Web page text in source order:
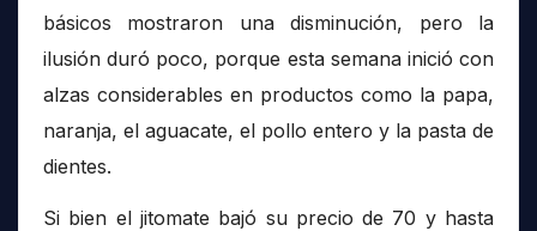
básicos mostraron una disminución, pero la
ilusión duró poco, porque esta semana inició con
alzas considerables en productos como la papa,
naranja, el aguacate, el pollo entero y la pasta de
dientes.
Si bien el jitomate bajó su precio de 70 y hasta